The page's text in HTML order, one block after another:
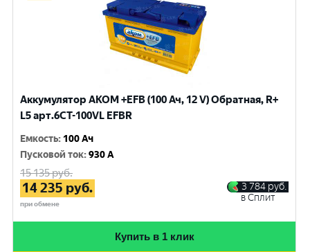
Аккумулятор AKOM +EFB (100 Ач, 12 V) Обратная, R+
L5 арт.6СТ-100VL EFBR
Емкость: 100 Ач
Пусковой ток:930 A
15 135руб.
14 235 руб.
при обмене
3 784 руб.
в Сплит
Купить в 1 клик